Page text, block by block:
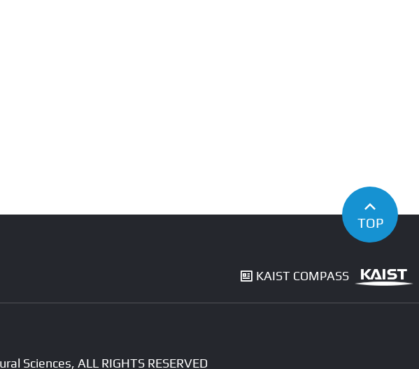
TOP
KAIST COMPASS
Sciences, ALL RIGHTS RESERVED